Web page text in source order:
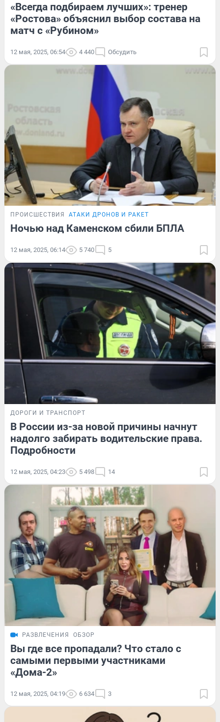
«Всегда подбираем лучших»: тренер
«Ростова» объяснил выбор состава на
матч с «Рубином»
12 мая, 2025, 06:54 4 440 Обсудить
ПРОИСШЕСТВИЯ АТАКИ ДРОНОВ И РАКЕТ
Ночью над Каменском сбили БПЛА
12 мая, 2025, 06:14 5 740 5
ДОРОГИ И ТРАНСПОРТ
В России из-за новой причины начнут
надолго забирать водительские права.
Подробности
12 мая, 2025, 04:23 5 498 14
РАЗВЛЕЧЕНИЯ ОБЗОР
Вы где все пропадали? Что стало с
самыми первыми участниками
«Дома-2»
12 мая, 2025, 04:19 6 634 3